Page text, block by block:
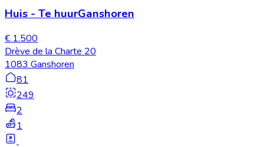
Huis - Te huurGanshoren
€ 1.500
Drève de la Charte 20
1083 Ganshoren
81
249
2
1